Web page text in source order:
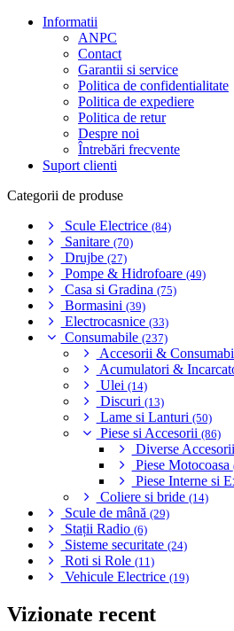
Informatii
ANPC
Contact
Garantii si service
Politica de confidentialitate
Politica de expediere
Politica de retur
Despre noi
Întrebări frecvente
Suport clienti
Categorii de produse
Scule Electrice (84)
Sanitare (70)
Drujbe (27)
Pompe & Hidrofoare (49)
Casa si Gradina (75)
Bormasini (39)
Electrocasnice (33)
Consumabile (237)
Accesorii &
Acumulatori &
Ulei (14)
Discuri (13)
Lame si Lanturi (50)
Piese si Accesorii (86)
Diverse Accesorii
Piese Motocoasa
Piese Interne si
Coliere si bride (14)
Scule de mână (29)
Stații Radio (6)
Sisteme securitate (24)
Roti si Role (11)
Vehicule Electrice (19)
Vizionate recent